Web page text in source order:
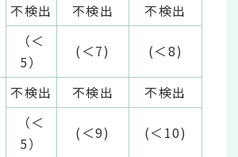
不検出 不検出
不検出
（＜
5）
(＜7) (＜8)
不検出 不検出
不検出
（＜
5）
(＜9) (＜10)